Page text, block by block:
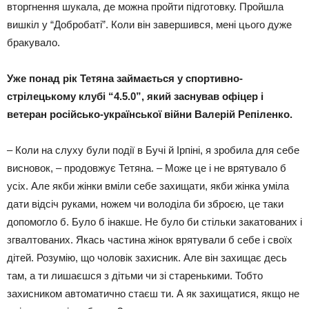
вторгнення шукала, де можна пройти підготовку. Пройшла
вишкіл у “Добробаті”. Коли він завершився, мені цього дуже
бракувало.
Уже понад рік Тетяна займається у спортивно-
стрілецькому клубі “4.5.0”, який заснував офіцер і
ветеран російсько-української війни Валерій Репіленко.
– Коли на слуху були події в Бучі й Ірпіні, я зробила для себе
висновок, – продовжує Тетяна. – Може це і не врятувало б
усіх. Але якби жінки вміли себе захищати, якби жінка уміла
дати відсіч руками, ножем чи володіла би зброєю, це таки
допомогло б. Було б інакше. Не було би стільки закатованих і
згвалтованих. Якась частина жінок врятували б себе і своїх
дітей. Розумію, що чоловік захисник. Але він захищає десь
там, а ти лишаєшся з дітьми чи зі старенькими. Тобто
захисником автоматично стаєш ти. А як захищатися, якщо не